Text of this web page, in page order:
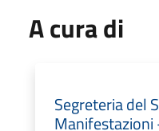
A cura di
Segreteria del